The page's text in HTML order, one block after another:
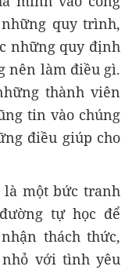
quy trình,
những quy định
nên làm điều gì.
thành viên
tin vào chúng
điều giúp cho
là một bức tranh
tự học để
thách thức,
với tình yêu